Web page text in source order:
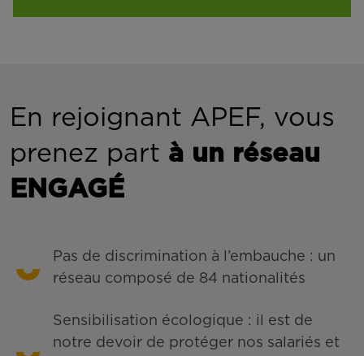
En rejoignant APEF, vous
prenez part à un réseau
ENGAGÉ
Pas de discrimination à l’embauche : un
réseau composé de 84 nationalités
Sensibilisation écologique : il est de
notre devoir de protéger nos salariés et